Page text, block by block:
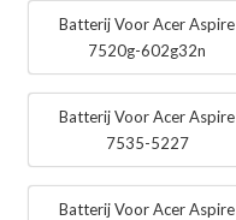
Batterij Voor Acer Aspire
7520g-602g32n
Batterij Voor Acer Aspire
7535-5227
Batterij Voor Acer Aspire